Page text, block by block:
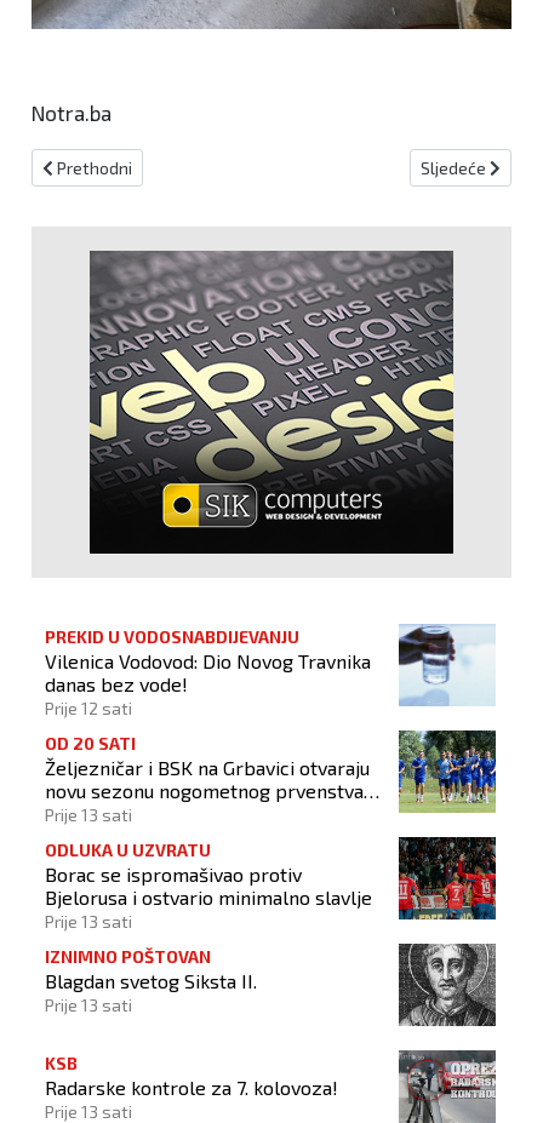
Notra.ba
Prethodni članak: Milanović najavio povlačenje iz politike
Prethodni Sljedeći
Sljedeće
PREKID U VODOSNABDIJEVANJU
Vilenica Vodovod: Dio Novog Travnika
danas bez vode!
Prije 12 sati
OD 20 SATI
Željezničar i BSK na Grbavici otvaraju
novu sezonu nogometnog prvenstva
BiH
Prije 13 sati
ODLUKA U UZVRATU
Borac se ispromašivao protiv
Bjelorusa i ostvario minimalno slavlje
Prije 13 sati
IZNIMNO POŠTOVAN
Blagdan svetog Siksta II.
Prije 13 sati
KSB
Radarske kontrole za 7. kolovoza!
Prije 13 sati